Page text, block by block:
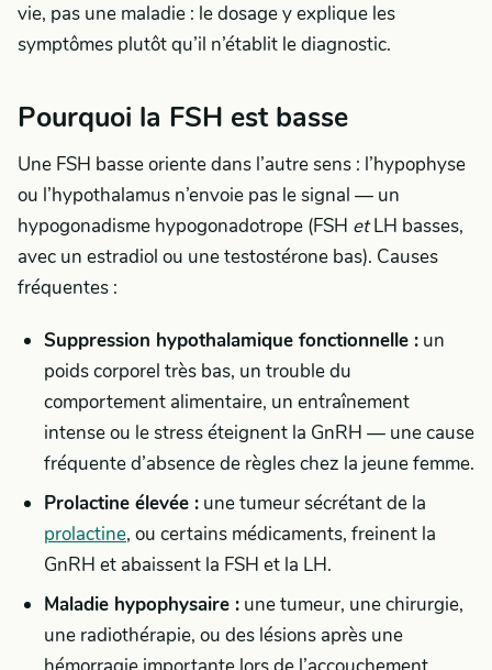
vie, pas une maladie : le dosage y explique les
symptômes plutôt qu’il n’établit le diagnostic.
Pourquoi la FSH est basse
Une FSH basse oriente dans l’autre sens : l’hypophyse
ou l’hypothalamus n’envoie pas le signal — un
hypogonadisme hypogonadotrope (FSH etLH basses,
avec un estradiol ou une testostérone bas). Causes
fréquentes :
Suppression hypothalamique fonctionnelle : un
poids corporel très bas, un trouble du
comportement alimentaire, un entraînement
intense ou le stress éteignent la GnRH — une cause
fréquente d’absence de règles chez la jeune femme.
Prolactine élevée : une tumeur sécrétant de la
prolactine, ou certains médicaments, freinent la
GnRH et abaissent la FSH et la LH.
Maladie hypophysaire : une tumeur, une chirurgie,
une radiothérapie, ou des lésions après une